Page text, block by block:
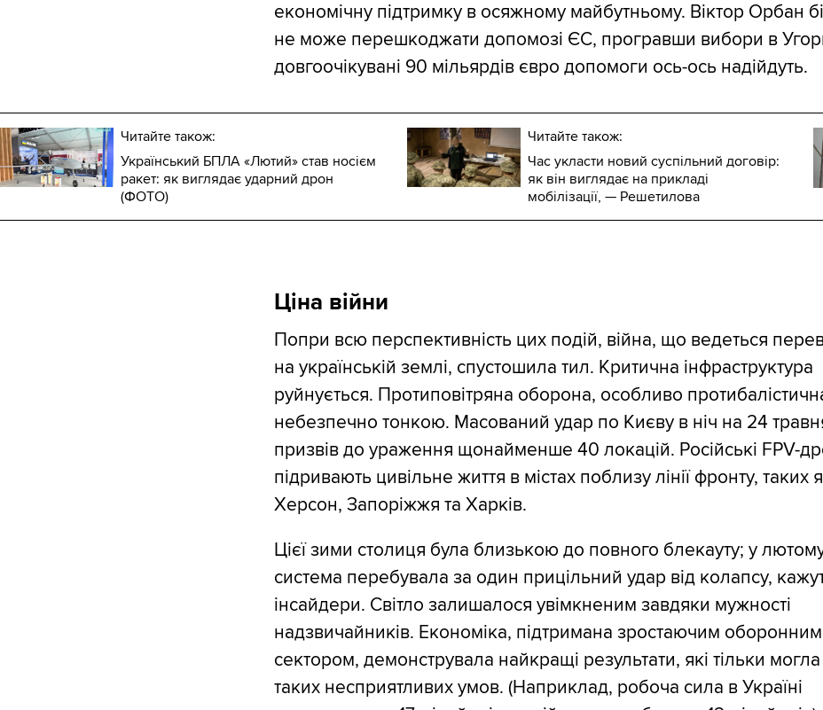
економічну підтримку в осяжному майбутньому. Віктор Орбан
не може перешкоджати допомозі ЄС, програвши вибори в
довгоочікувані 90 мільярдів євро допомоги ось-ось надійдуть.
Читайте також:
Український БПЛА «Лютий» став носієм
ракет: як виглядає ударний дрон
(ФОТО)
Читайте також:
Час укласти новий суспільний договір:
як він виглядає на прикладі
мобілізації, — Решетилова
Ціна війни
Попри всю перспективність цих подій, війна, що ведеться
на українській землі, спустошила тил. Критична інфраструктура
руйнується. Протиповітряна оборона, особливо
небезпечно тонкою. Масований удар по Києву в ніч на 24
призвів до ураження щонайменше 40 локацій. Російські FPV-
підривають цивільне життя в містах поблизу лінії фронту, таких
Херсон, Запоріжжя та Харків.
Цієї зими столиця була близькою до повного блекауту; у
система перебувала за один прицільний удар від колапсу,
інсайдери. Світло залишалося увімкненим завдяки мужності
надзвичайників. Економіка, підтримана зростаючим оборонним
сектором, демонструвала найкращі результати, які тільки могла
таких несприятливих умов. (Наприклад, робоча сила в Україні